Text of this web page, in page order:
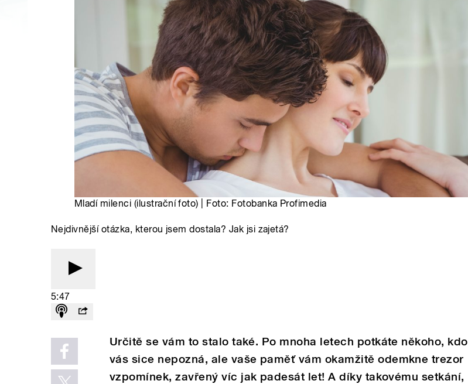
Mladí milenci (ilustrační foto) | Foto: Fotobanka Profimedia
Nejdivnější otázka, kterou jsem dostala? Jak jsi zajetá?
5:47
Určitě se vám to stalo také. Po mnoha letech potkáte někoho, kdo
vás sice nepozná, ale vaše paměť vám okamžitě odemkne trezor
vzpomínek, zavřený víc jak padesát let! A díky takovému setkání,